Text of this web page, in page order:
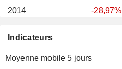
Indicateurs
Moyenne mobile 5 jours
2014
-28,97%
2012
2011
-17,85%